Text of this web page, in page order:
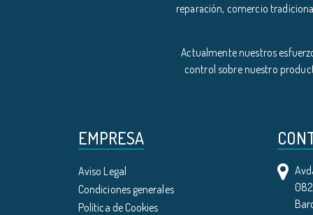
reparación, comercio
Actualmente nuestros
control sobre nuestro
EMPRESA
Aviso Legal
Condiciones generales
Política de Cookies